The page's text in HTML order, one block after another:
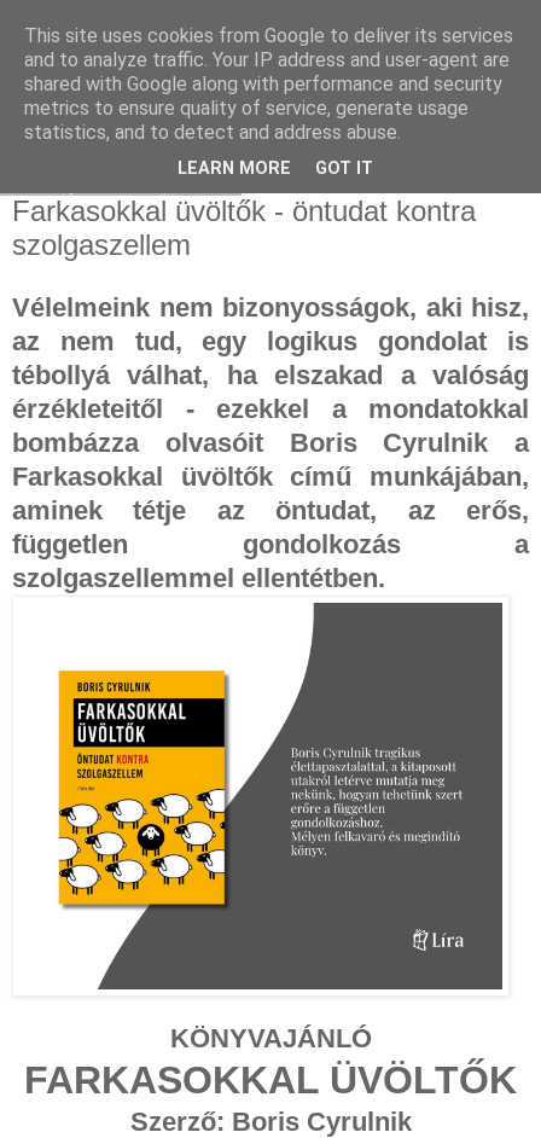
Farkasokkal üvöltők - öntudat kontra
szolgaszellem
Vélelmeink nem bizonyosságok, aki hisz,
az nem tud, egy logikus gondolat is
tébollyá válhat, ha elszakad a valóság
érzékleteitől - ezekkel a mondatokkal
bombázza olvasóit Boris Cyrulnik a
Farkasokkal üvöltők című munkájában,
aminek tétje az öntudat, az erős,
független gondolkozás a
szolgaszellemmel ellentétben.
KÖNYVAJÁNLÓ
FARKASOKKAL ÜVÖLTŐK
Szerző: Boris Cyrulnik
This site uses cookies from Google to deliver its services
and to analyze traffic. Your IP address and user-agent are
shared with Google along with performance and security
metrics to ensure quality of service, generate usage
statistics, and to detect and address abuse.
LEARN MORE GOT IT